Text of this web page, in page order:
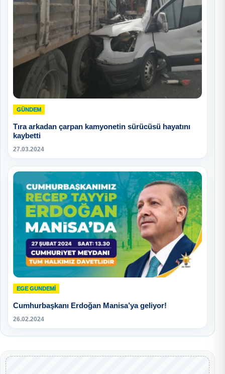
GÜNDEM
Tıra arkadan çarpan kamyonetin sürücüsü hayatını
kaybetti
27.03.2024
EGE GUNDEMİ
Cumhurbaşkanı Erdoğan Manisa’ya geliyor!
26.02.2024